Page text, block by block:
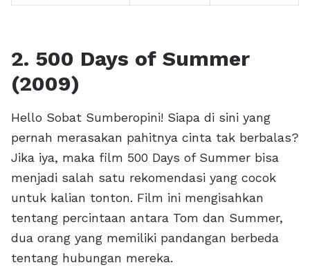
2. 500 Days of Summer
(2009)
Hello Sobat Sumberopini! Siapa di sini yang
pernah merasakan pahitnya cinta tak berbalas?
Jika iya, maka film 500 Days of Summer bisa
menjadi salah satu rekomendasi yang cocok
untuk kalian tonton. Film ini mengisahkan
tentang percintaan antara Tom dan Summer,
dua orang yang memiliki pandangan berbeda
tentang hubungan mereka.